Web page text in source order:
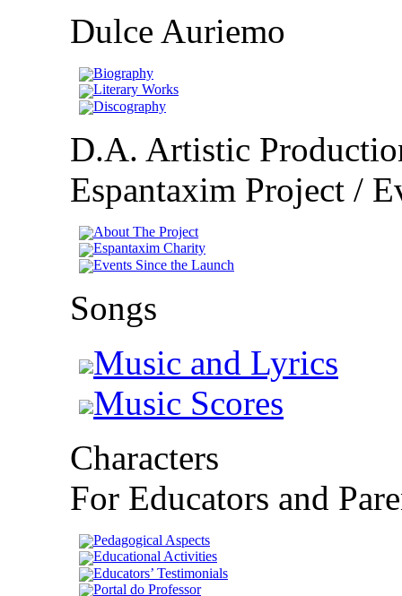
Dulce Auriemo
Biography
Literary Works
Discography
D.A. Artistic
Espantaxim Project /
About The Project
Espantaxim Charity
Events Since the Launch
Songs
Music and Lyrics
Music Scores
Characters
For Educators and
Pedagogical Aspects
Educational Activities
Educators’ Testimonials
Portal do Professor